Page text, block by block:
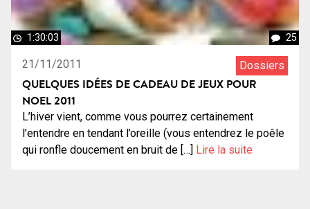
1:30:03 25
21/11/2011 Dossiers
QUELQUES IDÉES DE CADEAU DE JEUX POUR
NOEL 2011
L’hiver vient, comme vous pourrez certainement
l’entendre en tendant l’oreille (vous entendrez le poêle
qui ronfle doucement en bruit de […]
Lire la suite